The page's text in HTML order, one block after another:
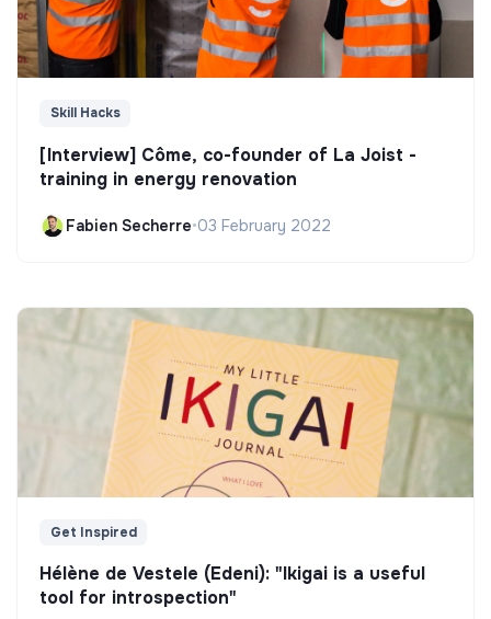
Skill Hacks
[Interview] Côme, co-founder of La Joist -
training in energy renovation
Fabien Secherre•03 February 2022
Get Inspired
Hélène de Vestele (Edeni): "Ikigai is a useful
tool for introspection"